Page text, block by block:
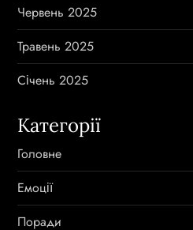
Червень 2025
Травень 2025
Січень 2025
Категорії
Головне
Емоції
Поради